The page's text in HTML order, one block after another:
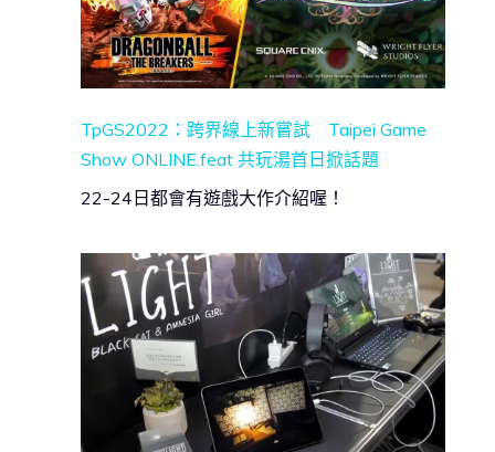
TpGS2022：跨界線上新嘗試 Taipei Game
Show ONLINE.feat 共玩湯首日掀話題
22-24日都會有遊戲大作介紹喔！